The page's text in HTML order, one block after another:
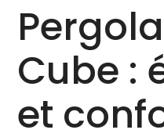
Pergola
Cube :
et